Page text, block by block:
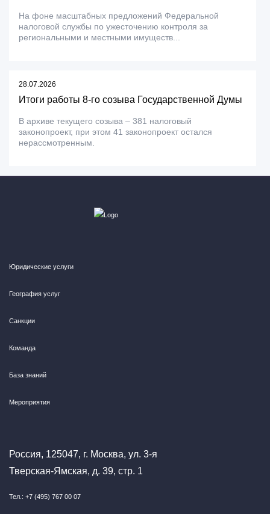
На фоне масштабных предложений Федеральной
налоговой службы по ужесточению контроля за
региональными и местными имуществ...
28.07.2026
Итоги работы 8-го созыва Государственной Думы
В архиве текущего созыва – 381 налоговый
законопроект, при этом 41 законопроект остался
нерассмотренным.
Юридические услуги
География услуг
Санкции
Команда
База знаний
Мероприятия
Россия, 125047, г. Москва, ул. 3-я
Тверская-Ямская, д. 39, стр. 1
Тел.: +7 (495) 767 00 07